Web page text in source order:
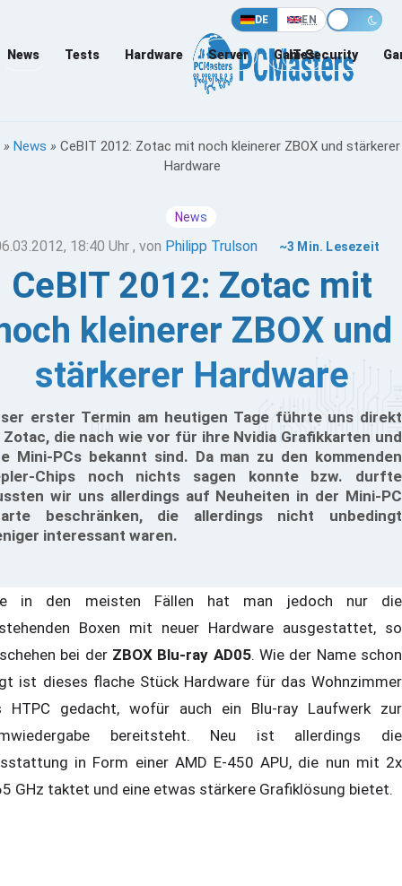
DE EN
News Tests Hardware Server Games
IT-Security
» News » CeBIT 2012: Zotac mit noch kleinerer ZBOX und stärkerer
Hardware
News
18:40 Uhr , von Philipp Trulson ~3 Min. Lesezeit
CeBIT 2012: Zotac mit
kleinerer ZBOX und
stärkerer Hardware
erster Termin am heutigen Tage führte uns direkt
Zotac, die nach wie vor für ihre Nvidia Grafikkarten und
Mini-PCs bekannt sind. Da man zu den kommenden
Chips noch nichts sagen konnte bzw. durfte
wir uns allerdings auf Neuheiten in der Mini-PC
beschränken, die allerdings nicht unbedingt
interessant waren.
in den meisten Fällen hat man jedoch nur die
Boxen mit neuer Hardware ausgestattet, so
bei der ZBOX Blu-ray AD05. Wie der Name schon
ist dieses flache Stück Hardware für das Wohnzimmer
HTPC gedacht, wofür auch ein Blu-ray Laufwerk zur
bereitsteht. Neu ist allerdings die
in Form einer AMD E-450 APU, die nun mit 2x
GHz taktet und eine etwas stärkere Grafiklösung bietet.